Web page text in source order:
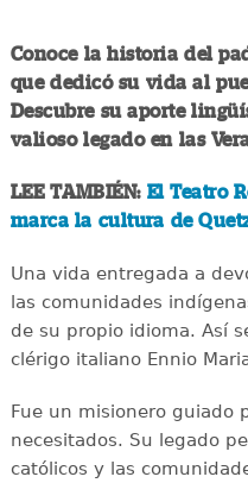
Conoce la historia del
que dedicó su vida al
Descubre su aporte
valioso legado en las
LEE TAMBIÉN: El Teatro
marca la cultura de
Una vida entregada a
las comunidades
de su propio idioma. Así
clérigo italiano Ennio
Fue un misionero guiado
necesitados. Su legado
católicos y las